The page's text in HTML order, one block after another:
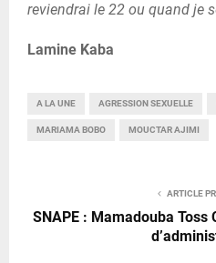
reviendrai le 22 ou quand je
Lamine Kaba
A LA UNE AGRESSION SEXUELLE
MARIAMA BOBO MOUCTAR AJIMI
ARTICLE
SNAPE : Mamadouba Toss